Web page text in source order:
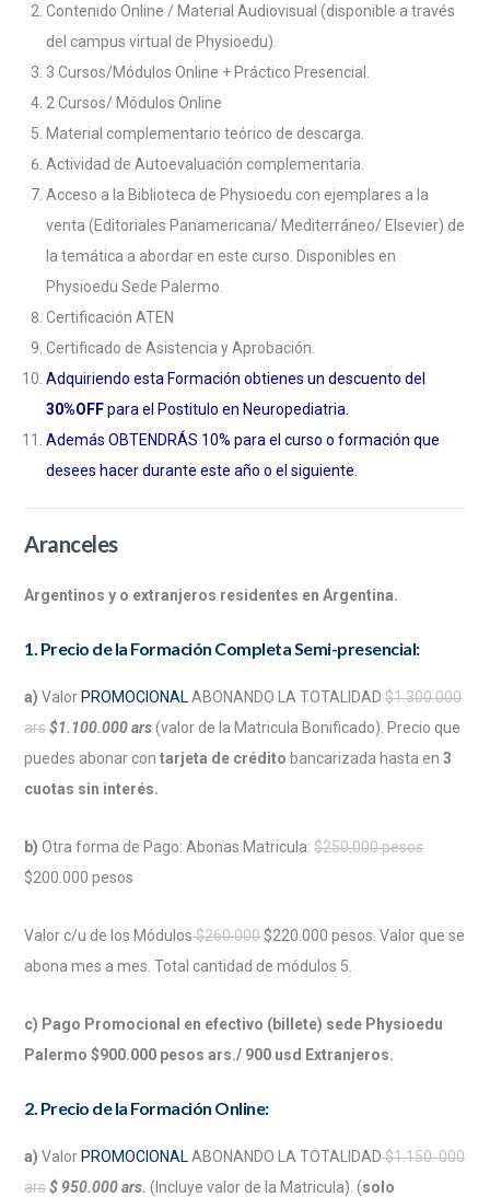
Contenido Online / Material Audiovisual (disponible a través
del campus virtual de Physioedu)
3 Cursos/Módulos Online + Práctico Presencial.
2 Cursos/ Módulos Online
Material complementario teórico de descarga.
Actividad de Autoevaluación complementaria.
Acceso a la Biblioteca de Physioedu con ejemplares a la
venta (Editoriales Panamericana/ Mediterráneo/ Elsevier) de
la temática a abordar en este curso. Disponibles en
Physioedu Sede Palermo.
Certificación ATEN
Certificado de Asistencia y Aprobación.
Adquiriendo esta Formación obtienes un descuento del
30%OFFpara el Postitulo en Neuropediatria.
Además OBTENDRÁS 10% para el curso o formación que
desees hacer durante este año o el siguiente.
Aranceles
Argentinos y o extranjeros residentes en Argentina.
1. Precio de la Formación Completa Semi-presencial:
a) Valor PROMOCIONAL ABONANDO LA TOTALIDAD$1.300.000
ars$1.100.000 ars(valor de la Matricula Bonificado). Precio que
puedes abonar contarjeta de crédito bancarizada hasta en3
cuotas sin interés.
b) Otra forma de Pago: Abonas Matricula:$250.000 pesos
$200.000 pesos
Valor c/u de los Módulos$260.000$220.000 pesos. Valor que se
abona mes a mes. Total cantidad de módulos 5.
c) Pago Promocional en efectivo (billete) sede Physioedu
Palermo $900.000 pesos ars./ 900 usd Extranjeros.
2. Precio de la Formación Online:
a) Valor PROMOCIONAL ABONANDO LA TOTALIDAD$1.150. 000
ars$ 950.000 ars. (Incluye valor de la Matricula). (solo